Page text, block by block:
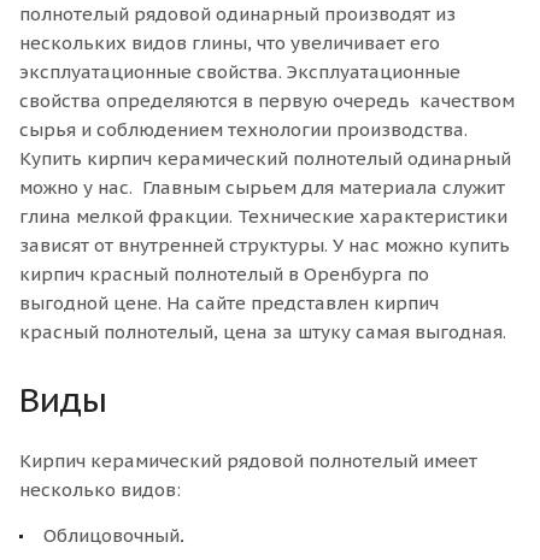
полнотелый рядовой одинарный производят из
нескольких видов глины, что увеличивает его
эксплуатационные свойства. Эксплуатационные
свойства определяются в первую очередь качеством
сырья и соблюдением технологии производства.
Купить кирпич керамический полнотелый одинарный
можно у нас. Главным сырьем для материала служит
глина мелкой фракции. Технические характеристики
зависят от внутренней структуры. У нас можно купить
кирпич красный полнотелый в Оренбурга по
выгодной цене. На сайте представлен кирпич
красный полнотелый, цена за штуку самая выгодная.
Виды
Кирпич керамический рядовой полнотелый имеет
несколько видов:
Облицовочный.